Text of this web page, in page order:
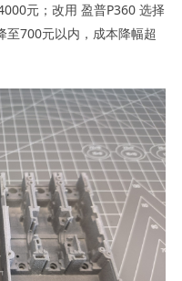
元；改用 盈普P360 选择
至700元以内，成本降幅超